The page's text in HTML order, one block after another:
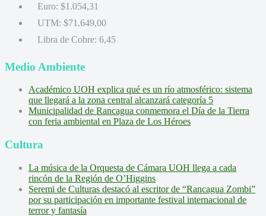
Euro: $1.054,31
UTM: $71.649,00
Libra de Cobre: 6,45
Medio Ambiente
Académico UOH explica qué es un río atmosférico: sistema
que llegará a la zona central alcanzará categoría 5
Municipalidad de Rancagua conmemora el Día de la Tierra
con feria ambiental en Plaza de Los Héroes
Cultura
La música de la Orquesta de Cámara UOH llega a cada
rincón de la Región de O’Higgins
Seremi de Culturas destacó al escritor de “Rancagua Zombi”
por su participación en importante festival internacional de
terror y fantasía